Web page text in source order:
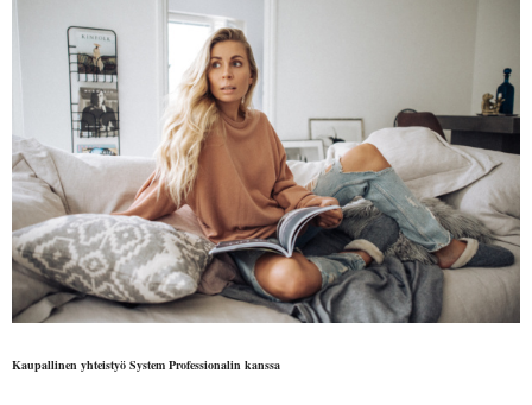
Kaupallinen yhteistyö System Professionalin kanssa